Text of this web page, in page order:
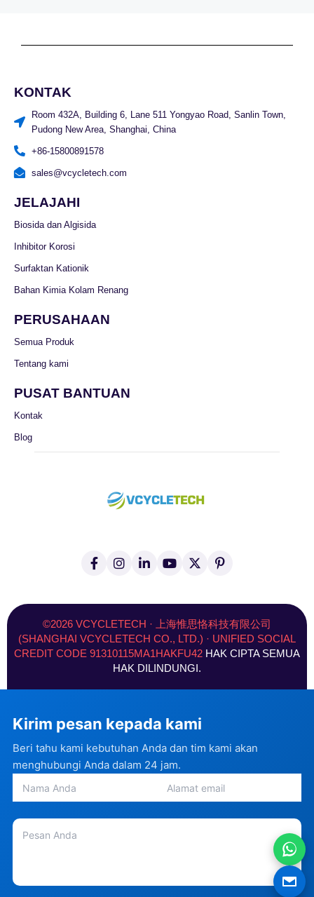
KONTAK
Room 432A, Building 6, Lane 511 Yongyao Road, Sanlin Town,
Pudong New Area, Shanghai, China
+86-15800891578
sales@vcycletech.com
JELAJAHI
Biosida dan Algisida
Inhibitor Korosi
Surfaktan Kationik
Bahan Kimia Kolam Renang
PERUSAHAAN
Semua Produk
Tentang kami
PUSAT BANTUAN
Kontak
Blog
F
a
b
o
o
k
-
I
n
a
g
r
a
m
i
e
d
i
n
-
i
Y
o
u
b
e
X
(
i
t
t
e
r
)
P
i
e
r
e
s
t
©2026 VCYCLETECH · 上海惟思恪科技有限公司
(SHANGHAI VCYCLETECH CO., LTD.) · UNIFIED SOCIAL
CREDIT CODE 91310115MA1HAKFU42 HAK CIPTA SEMUA
HAK DILINDUNGI.
Kirim pesan kepada kami
Beri tahu kami kebutuhan Anda dan tim kami akan
menghubungi Anda dalam 24 jam.